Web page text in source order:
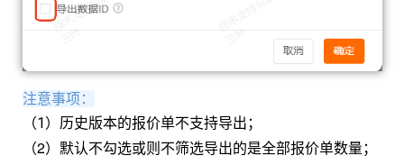
注意事项：
（1）历史版本的报价单不支持导出；
（2）默认不勾选或则不筛选导出的是全部报价单数量；